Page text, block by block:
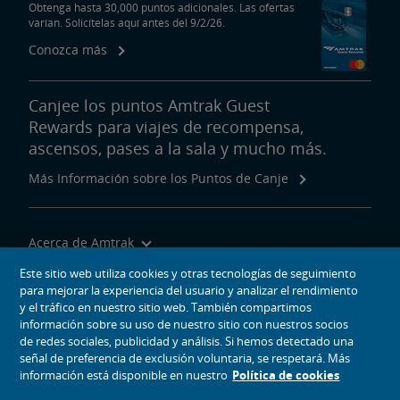
Obtenga hasta 30,000 puntos adicionales. Las ofertas
varían. Solicítelas aquí antes del 9/2/26.
Conozca más
Canjee los puntos Amtrak Guest
Rewards para viajes de recompensa,
ascensos, pases a la sala y mucho más.
Más Información sobre los Puntos de Canje
Acerca de Amtrak
Viajar con Nosotros
Herramientas del Sitio
iconos de medios sociales
Este sitio web utiliza cookies y otras tecnologías de seguimiento
para mejorar la experiencia del usuario y analizar el rendimiento
y el tráfico en nuestro sitio web. También compartimos
información sobre su uso de nuestro sitio con nuestros socios
de redes sociales, publicidad y análisis. Si hemos detectado una
señal de preferencia de exclusión voluntaria, se respetará. Más
información está disponible en nuestro Política de cookies